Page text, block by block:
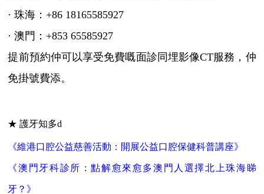
· 珠海：+86 18165585927
· 澳門：+853 65585927
提前預約仲可以享受免費嘅面診同埋影像CT服務，仲
免掛號費添。
★ 護牙知多d
《維港口腔公益慈善活動：開展公益口腔保健科普講座》
《澳門牙科診所：點解愈來愈多澳門人選擇北上珠海睇
牙？》